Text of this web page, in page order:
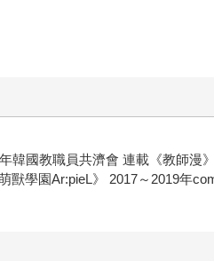
韓國教職員共濟會 連載《教師漫
學園Ar:pieL》 2017～2019年